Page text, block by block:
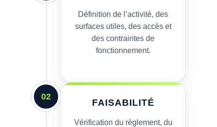
Définition de l’activité, des
surfaces utiles, des accès et
des contraintes de
fonctionnement.
02
FAISABILITÉ
Vérification du règlement, du